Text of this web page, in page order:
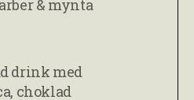
& mynta
drink med
choklad